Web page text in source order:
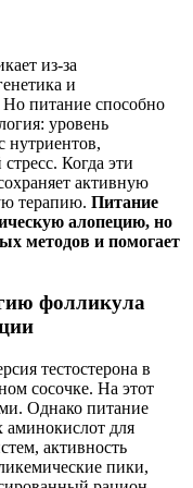
из-за
и
Но питание способно
уровень
нутриентов,
Когда эти
активную
терапию. Питание
алопецию, но
методов и помогает
фолликула
тестостерона в
сосочке. На этот
Однако питание
аминокислот для
активность
пики,